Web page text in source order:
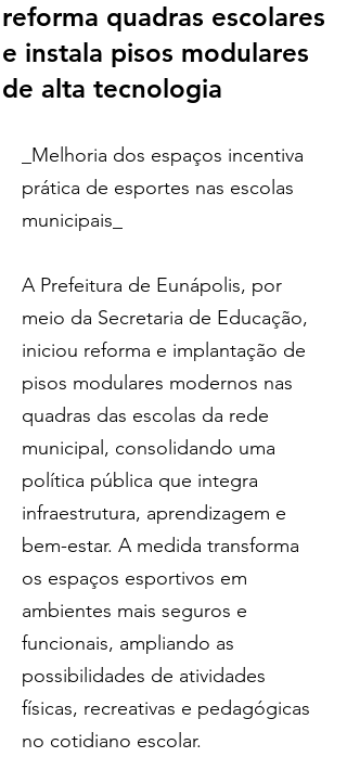
reforma quadras escolares
e instala pisos modulares
de alta tecnologia
_Melhoria dos espaços incentiva
prática de esportes nas escolas
municipais_
A Prefeitura de Eunápolis, por
meio da Secretaria de Educação,
iniciou reforma e implantação de
pisos modulares modernos nas
quadras das escolas da rede
municipal, consolidando uma
política pública que integra
infraestrutura, aprendizagem e
bem-estar. A medida transforma
os espaços esportivos em
ambientes mais seguros e
funcionais, ampliando as
possibilidades de atividades
físicas, recreativas e pedagógicas
no cotidiano escolar.